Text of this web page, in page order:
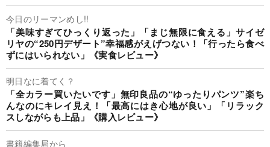
今日のリーマンめし!!
「美味すぎてひっくり返った」「まじ無限に食える」サイゼ
リヤの“250円デザート”幸福感がえげつない！「行ったら食べ
ずにはいられない」《実食レビュー》
明日なに着てく？
「全カラー買いたいです」無印良品の“ゆったりパンツ”楽ち
んなのにキレイ見え！「最高にはき心地が良い」「リラック
スしながらも上品」《購入レビュー》
書籍編集局から